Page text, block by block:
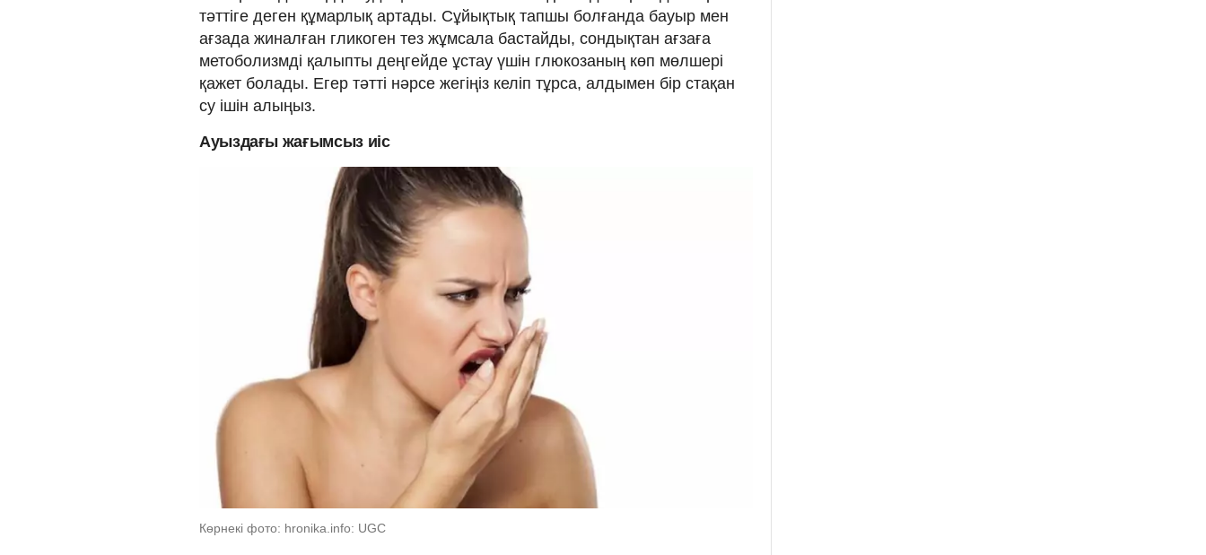
тәттіге деген құмарлық артады. Сұйықтық тапшы болғанда бауыр мен
ағзада жиналған гликоген тез жұмсала бастайды, сондықтан ағзаға
метоболизмді қалыпты деңгейде ұстау үшін глюкозаның көп мөлшері
қажет болады. Егер тәтті нәрсе жегіңіз келіп тұрса, алдымен бір стақан
су ішін алыңыз.
Ауыздағы жағымсыз иіс
Көрнекі фото: hronika.info: UGC